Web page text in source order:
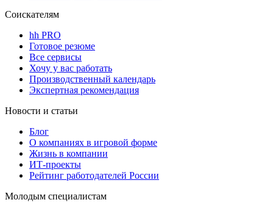
Соискателям
hh PRO
Готовое резюме
Все сервисы
Хочу у вас работать
Производственный календарь
Экспертная рекомендация
Новости и статьи
Блог
О компаниях в игровой форме
Жизнь в компании
ИТ-проекты
Рейтинг работодателей России
Молодым специалистам